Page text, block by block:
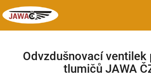
na
obsah
Odvzdušnovací ventilek
tlumičů JAWA